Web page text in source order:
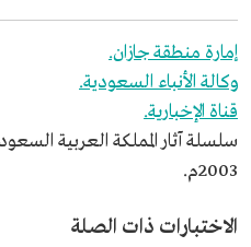
إمارة منطقة جازان.
وكالة الأنباء السعودية.
قناة الإخبارية.
سلسلة آثار المملكة العربية
2003م.
الاختبارات ذات الصلة